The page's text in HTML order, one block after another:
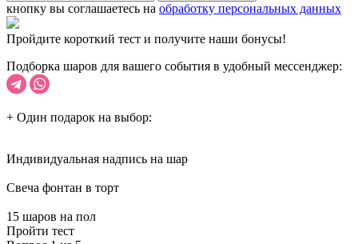
кнопку вы соглашаетесь на обработку персональных данных
Пройдите короткий тест и получите наши бонусы!
Подборка шаров для вашего события в удобный мессенджер:
+ Один подарок на выбор:
Индивидуальная надпись на шар
Cвеча фонтан в торт
15 шаров на пол
Пройти тест